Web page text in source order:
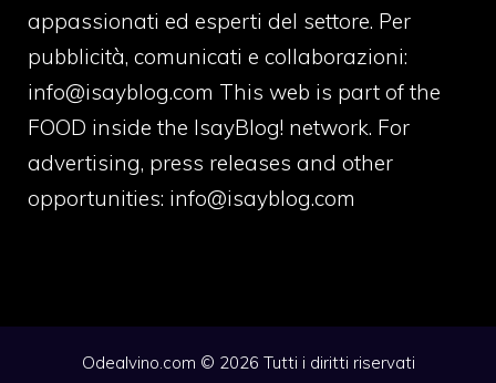
appassionati ed esperti del settore. Per
pubblicità, comunicati e collaborazioni:
info@isayblog.com This web is part of the
FOOD inside the IsayBlog! network. For
advertising, press releases and other
opportunities: info@isayblog.com
Odealvino.com © 2026 Tutti i diritti riservati